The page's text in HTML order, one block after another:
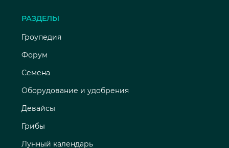
РАЗДЕЛЫ
Гроупедия
Форум
Семена
Оборудование и удобрения
Девайсы
Грибы
Лунный календарь